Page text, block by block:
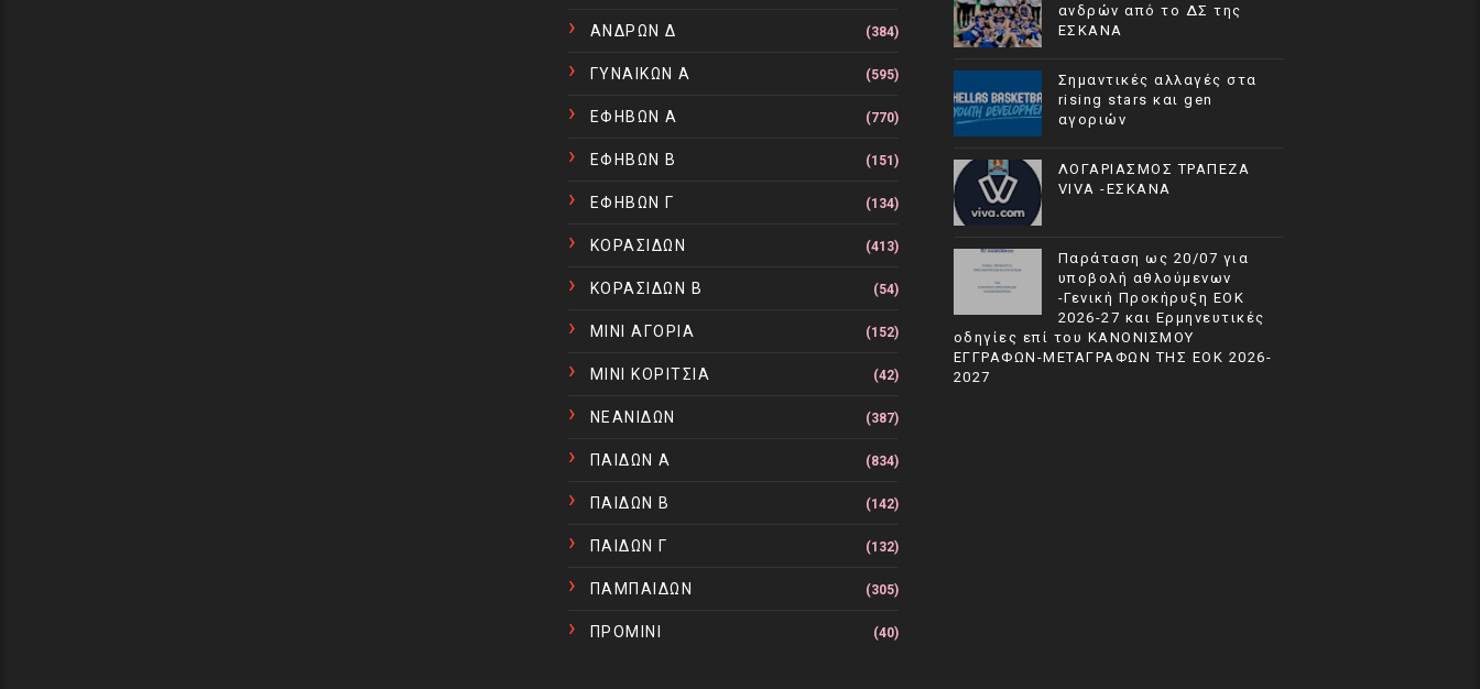
ΑΝΔΡΩΝ Δ (384)
ΓΥΝΑΙΚΩΝ Α (595)
ΕΦΗΒΩΝ Α (770)
ΕΦΗΒΩΝ Β (151)
ΕΦΗΒΩΝ Γ (134)
ΚΟΡΑΣΙΔΩΝ (413)
ΚΟΡΑΣΙΔΩΝ Β (54)
ΜΙΝΙ ΑΓΟΡΙΑ (152)
ΜΙΝΙ ΚΟΡΙΤΣΙΑ (42)
ΝΕΑΝΙΔΩΝ (387)
ΠΑΙΔΩΝ Α (834)
ΠΑΙΔΩΝ Β (142)
ΠΑΙΔΩΝ Γ (132)
ΠΑΜΠΑΙΔΩΝ (305)
ΠΡΟΜΙΝΙ (40)
ανδρών από το ΔΣ της
ΕΣΚΑΝΑ
Σημαντικές αλλαγές στα
rising stars και gen
αγοριών
ΛΟΓΑΡΙΑΣΜΟΣ ΤΡΑΠΕΖΑ
VIVA -ΕΣΚΑΝΑ
Παράταση ως 20/07 για
υποβολή αθλούμενων
-Γενική Προκήρυξη ΕΟΚ
2026-27 και Ερμηνευτικές
οδηγίες επί του ΚΑΝΟΝΙΣΜΟΥ
ΕΓΓΡΑΦΩΝ-ΜΕΤΑΓΡΑΦΩΝ ΤΗΣ ΕΟΚ 2026-
2027